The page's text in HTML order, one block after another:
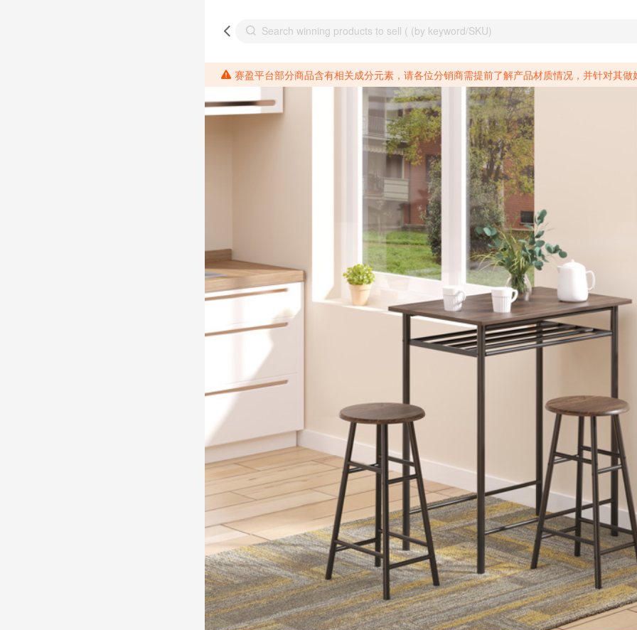
赛盈平台部分商品含有相关成分元素，请各位分销商需提前了解产品材质情况，并针对其做好相关的风险把控，以免造成不必要的损失。 *美国加州65法案进一步规定了对于仅包含致癌物质，仅包含致生殖毒性物质，同时包含致癌物质和致生殖毒性物质，亦或是包含某一物质即为致癌物质又为致生殖毒性物质的产品的警示标语要求。 *新法案提供的警示标语修订并不是强制实施的，其只是避免昂贵诉讼的一种有效的方法。只要企业在保证其使用的另外的警示标语是“清晰和合理”并符合加州65法案要求的，那也是可以被接受的。*请充分了解第三方销售平台对商品上架规要求，并根据对应平台规则调整相关商品信息后进行上架，以免造成您不必要损失。 汽配产品上架注意事项： 不同第三方平台对于适配车型等信息的填写要求各有不同。例如：亚马逊明确禁止在产品标题、卖点和描述中直接使用适配车型的年份、品牌和型号信息；请您仔细研究并熟悉所销